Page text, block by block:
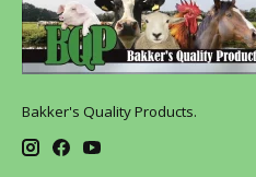
Bakker's Quality Products.